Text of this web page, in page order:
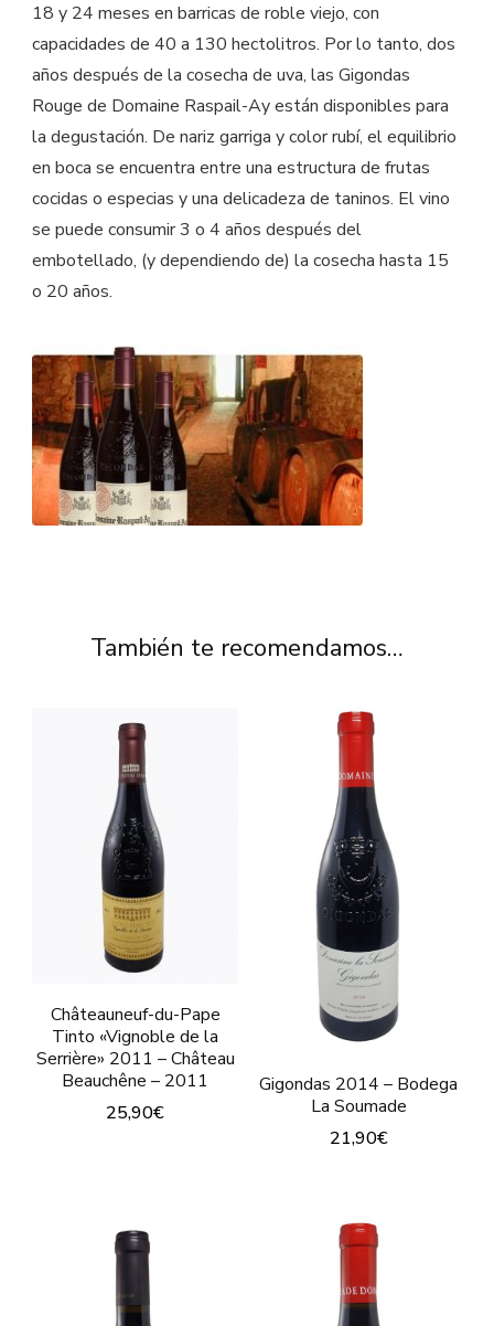
18 y 24 meses en barricas de roble viejo, con
capacidades de 40 a 130 hectolitros. Por lo tanto, dos
años después de la cosecha de uva, las Gigondas
Rouge de Domaine Raspail-Ay están disponibles para
la degustación. De nariz garriga y color rubí, el equilibrio
en boca se encuentra entre una estructura de frutas
cocidas o especias y una delicadeza de taninos. El vino
se puede consumir 3 o 4 años después del
embotellado, (y dependiendo de) la cosecha hasta 15
o 20 años.
También te recomendamos…
Châteauneuf-du-Pape
Tinto «Vignoble de la
Serrière» 2011 – Château
Beauchêne – 2011
25,90€
Gigondas 2014 – Bodega
La Soumade
21,90€
tiene
variantes.